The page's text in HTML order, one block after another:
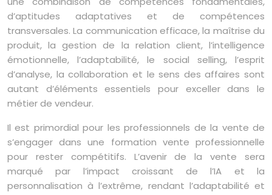
d’aptitudes adaptatives et de compétences
transversales. La communication efficace, la maîtrise du
produit, la gestion de la relation client, l’intelligence
émotionnelle, l’adaptabilité, le social selling, l’esprit
d’analyse, la collaboration et le sens des affaires sont
autant d’éléments essentiels pour exceller dans le
métier de vendeur.
Il est primordial pour les professionnels de la vente de
s’engager dans une formation vente professionnelle
pour rester compétitifs. L’avenir de la vente sera
marqué par l’impact croissant de l’IA et la
personnalisation à l’extrême, rendant l’adaptabilité et